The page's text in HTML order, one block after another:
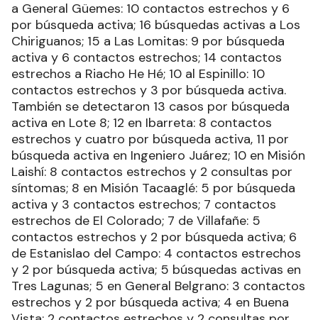
a General Güemes: 10 contactos estrechos y 6
por búsqueda activa; 16 búsquedas activas a Los
Chiriguanos; 15 a Las Lomitas: 9 por búsqueda
activa y 6 contactos estrechos; 14 contactos
estrechos a Riacho He Hé; 10 al Espinillo: 10
contactos estrechos y 3 por búsqueda activa.
También se detectaron 13 casos por búsqueda
activa en Lote 8; 12 en Ibarreta: 8 contactos
estrechos y cuatro por búsqueda activa, 11 por
búsqueda activa en Ingeniero Juárez; 10 en Misión
Laishí: 8 contactos estrechos y 2 consultas por
síntomas; 8 en Misión Tacaaglé: 5 por búsqueda
activa y 3 contactos estrechos; 7 contactos
estrechos de El Colorado; 7 de Villafañe: 5
contactos estrechos y 2 por búsqueda activa; 6
de Estanislao del Campo: 4 contactos estrechos
y 2 por búsqueda activa; 5 búsquedas activas en
Tres Lagunas; 5 en General Belgrano: 3 contactos
estrechos y 2 por búsqueda activa; 4 en Buena